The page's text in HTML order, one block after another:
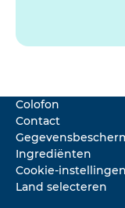
Colofon
Contact
Ingrediënten
Cookie-instellingen
Land selecteren